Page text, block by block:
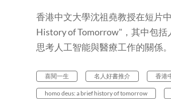
香港中文大學沈祖堯教授在短片
History of Tomorrow"，其中包
思考人工智能與醫療工作的關係
喜閱一生 名人好書推介 香港
homo deus: a brief history of tomorrow